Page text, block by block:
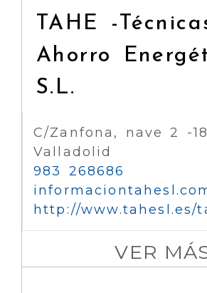
TAHE -
Ahorro
S.L.
C/Zanfona, nave 2 -
Valladolid
983 268686
http://www.tahesl.es/
VER